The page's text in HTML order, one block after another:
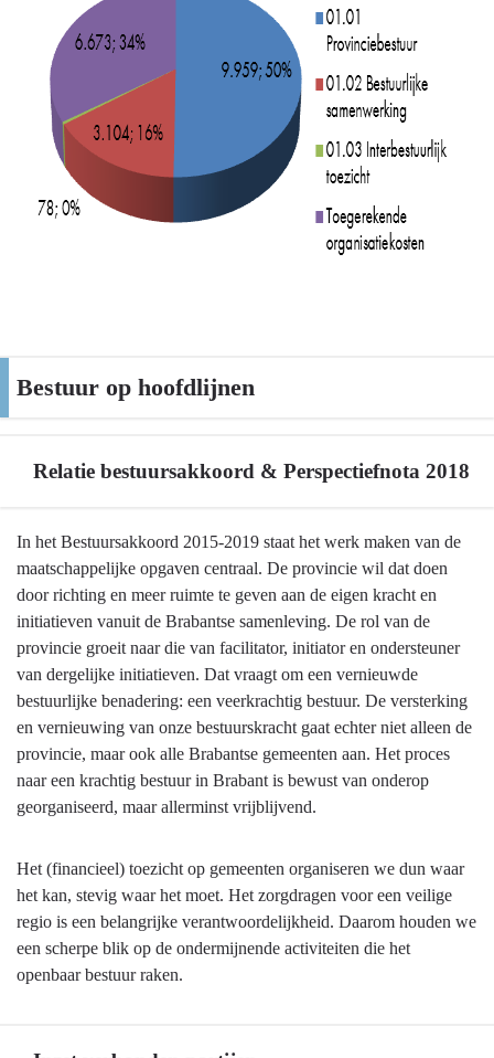
Bestuur op hoofdlijnen
Relatie bestuursakkoord & Perspectiefnota 2018
Terug
naar
navigatie
Bestuur
hoofdlijnen
Relatie
bestuursakkoord
2018
In het Bestuursakkoord 2015-2019 staat het werk maken van de
maatschappelijke opgaven centraal. De provincie wil dat doen
door richting en meer ruimte te geven aan de eigen kracht en
initiatieven vanuit de Brabantse samenleving. De rol van de
provincie groeit naar die van facilitator, initiator en ondersteuner
van dergelijke initiatieven. Dat vraagt om een vernieuwde
bestuurlijke benadering: een veerkrachtig bestuur. De versterking
en vernieuwing van onze bestuurskracht gaat echter niet alleen de
provincie, maar ook alle Brabantse gemeenten aan. Het proces
naar een krachtig bestuur in Brabant is bewust van onderop
georganiseerd, maar allerminst vrijblijvend.
Het (financieel) toezicht op gemeenten organiseren we dun waar
het kan, stevig waar het moet. Het zorgdragen voor een veilige
regio is een belangrijke verantwoordelijkheid. Daarom houden we
een scherpe blik op de ondermijnende activiteiten die het
openbaar bestuur raken.